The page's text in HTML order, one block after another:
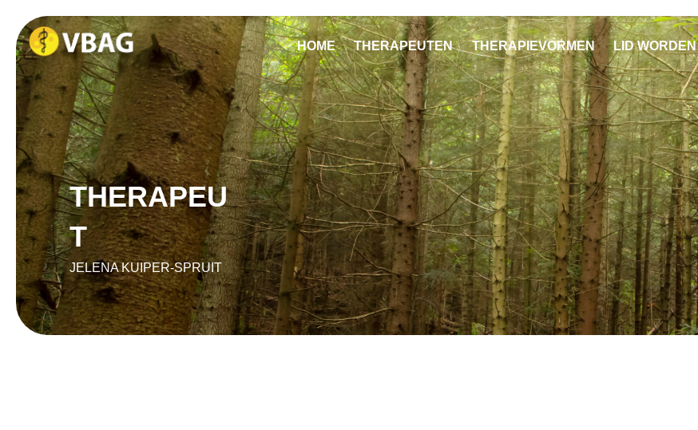
HOME THERAPEUTEN THERAPIEVORMEN LID WORDEN
THERAPEU
T
JELENA KUIPER-SPRUIT